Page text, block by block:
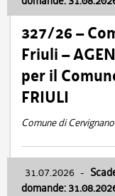
327/26 –
Friuli –
per il
FRIULI
Comune di
31.07.2026 -
domande: